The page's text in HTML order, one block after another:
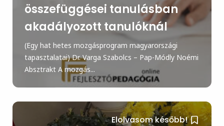
összefüggései tanulásban
akadályozott tanulóknál
(Egy hat hetes mozgásprogram magyarországi
tapasztalatai) Dr. Varga Szabolcs – Pap-Módly Noémi
Absztrakt A mozgás...
Elolvasom később!